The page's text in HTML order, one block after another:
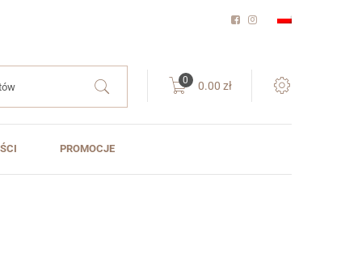
0 0.00 zł
PROMOCJE